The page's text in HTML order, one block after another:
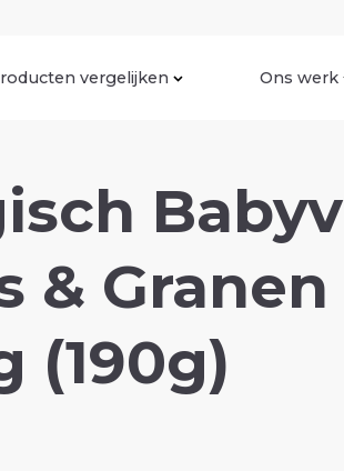
vergelijken Ons werk
& Granen
(190g)